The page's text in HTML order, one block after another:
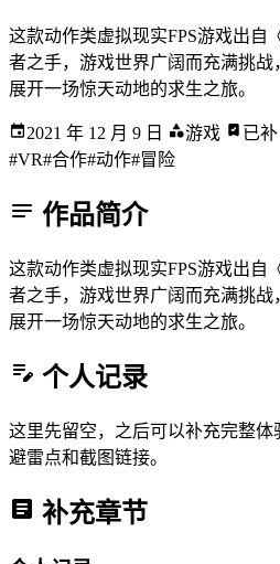
这款动作类虚拟现实FPS游戏出自
者之手，游戏世界广阔而充满挑战
展开一场惊天动地的求生之旅。
2021 年 12 月 9 日 游戏 已补
#VR#合作#动作#冒险
作品简介
这款动作类虚拟现实FPS游戏出自
者之手，游戏世界广阔而充满挑战
展开一场惊天动地的求生之旅。
个人记录
这里先留空，之后可以补充完整体
避雷点和截图链接。
补充章节